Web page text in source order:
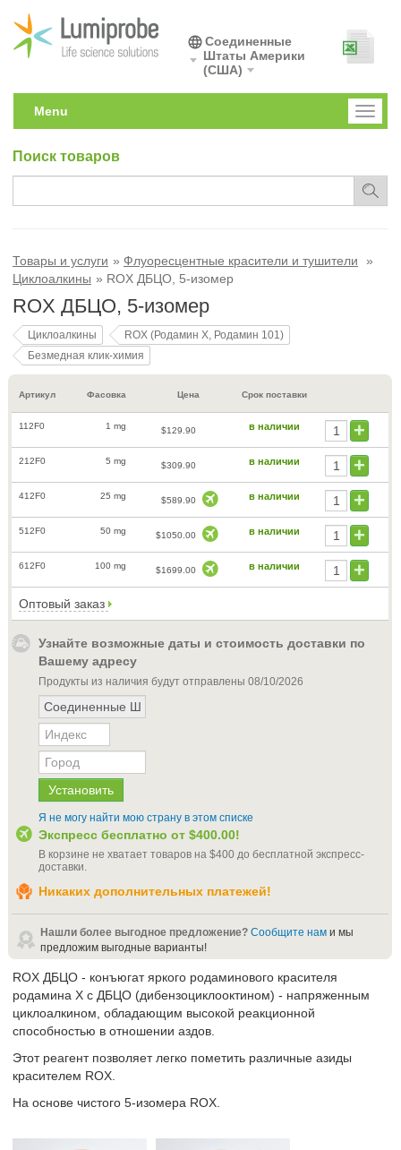
Соединенные
Штаты Америки
(США)
Toggle
Menu
Поиск товаров
Товары и услуги
Флуоресцентные красители и тушители
Циклоалкины
ROX ДБЦО, 5-изомер
ROX ДБЦО, 5-изомер
Циклоалкины
ROX (Родамин X, Родамин 101)
Безмедная клик-химия
Артикул Фасовка Цена Срок поставки
112F0 1 mg $129.90 в наличии
212F0 5 mg $309.90 в наличии
412F0 25 mg $589.90 в наличии
512F0 50 mg $1050.00 в наличии
612F0 100 mg $1699.00 в наличии
Оптовый заказ
Узнайте возможные даты и стоимость доставки по
Вашему адресу
Продукты из наличия будут отправлены 08/10/2026
Я не могу найти мою страну в этом списке
Экспресс бесплатно от $400.00!
В корзине не хватает товаров на $400 до бесплатной экспресс-
доставки
Никаких дополнительных платежей!
Нашли более выгодное предложение? Сообщите нам и мы
предложим выгодные варианты!
ROX ДБЦО - конъюгат яркого родаминового красителя
родамина X с ДБЦО (дибензоциклооктином) - напряженным
циклоалкином, обладающим высокой реакционной
способностью в отношении аздов.
Этот реагент позволяет легко пометить различные азиды
красителем ROX.
На основе чистого 5-изомера ROX.